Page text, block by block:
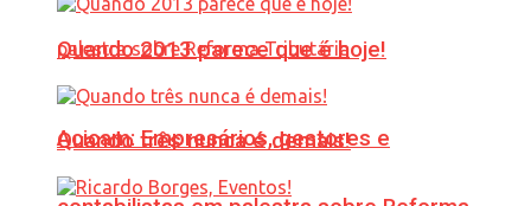
Acicam: Empresários, gestores e
Quando 2013 parece que é hoje!
Quando três nunca é demais!